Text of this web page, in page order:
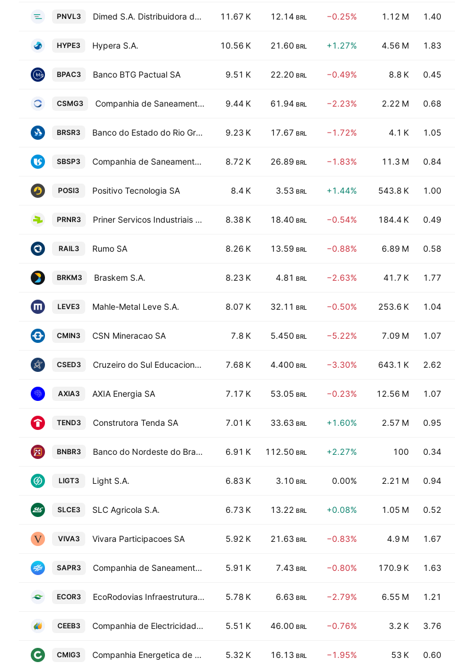
PNVL3 Dimed S.A. Distribuidora de Medicamentos 11.67 K 12.14 BRL −0.25% 1.12 M 1.40
HYPE3 Hypera S.A. 10.56 K 21.60 BRL +1.27% 4.56 M 1.83
BPAC3 Banco BTG Pactual SA 9.51 K 22.20 BRL −0.49% 8.8 K 0.45
CSMG3 Companhia de Saneamento de Minas Gerais 9.44 K 61.94 BRL −2.23% 2.22 M 0.68
BRSR3 Banco do Estado do Rio Grande do Sul SA 9.23 K 17.67 BRL −1.72% 4.1 K 1.05
SBSP3 Companhia de Saneamento Basico do Estado de Sao Paulo SABESP 8.72 K 26.89 BRL −1.83% 11.3 M 0.84
POSI3 Positivo Tecnologia SA 8.4 K 3.53 BRL +1.44% 543.8 K 1.00
PRNR3 Priner Servicos Industriais SA 8.38 K 18.40 BRL −0.54% 184.4 K 0.49
RAIL3 Rumo SA 8.26 K 13.59 BRL −0.88% 6.89 M 0.58
BRKM3 Braskem S.A. 8.23 K 4.81 BRL −2.63% 41.7 K 1.77
LEVE3 Mahle-Metal Leve S.A. 8.07 K 32.11 BRL −0.50% 253.6 K 1.04
CMIN3 CSN Mineracao SA 7.8 K 5.450 BRL −5.22% 7.09 M 1.07
CSED3 Cruzeiro do Sul Educacional SA 7.68 K 4.400 BRL −3.30% 643.1 K 2.62
AXIA3 AXIA Energia SA 7.17 K 53.05 BRL −0.23% 12.56 M 1.07
TEND3 Construtora Tenda SA 7.01 K 33.63 BRL +1.60% 2.57 M 0.95
BNBR3 Banco do Nordeste do Brasil S.A. 6.91 K 112.50 BRL +2.27% 100 0.34
LIGT3 Light S.A. 6.83 K 3.10 BRL 0.00% 2.21 M 0.94
SLCE3 SLC Agricola S.A. 6.73 K 13.22 BRL +0.08% 1.05 M 0.52
VIVA3 Vivara Participacoes SA 5.92 K 21.63 BRL −0.83% 4.9 M 1.67
SAPR3 Companhia de Saneamento do Parana - Sanepar 5.91 K 7.43 BRL −0.80% 170.9 K 1.63
ECOR3 EcoRodovias Infraestrutura e Logistica S.A. 5.78 K 6.63 BRL −2.79% 6.55 M 1.21
CEEB3 Companhia de Electricidade do Estado da Bahia - COELBA 5.51 K 46.00 BRL −0.76% 3.2 K 3.76
CMIG3 Companhia Energetica de Minas Gerais SA 5.32 K 16.13 BRL −1.95% 53 K 0.60